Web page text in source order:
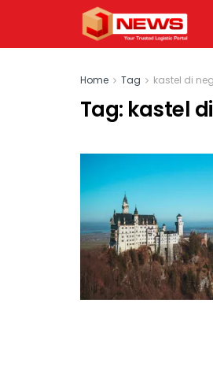
Home Tag kastel di
Tag: kastel